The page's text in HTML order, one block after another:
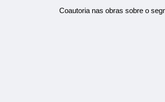
Coautoria nas obras sobre o